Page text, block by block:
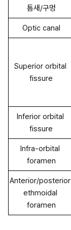
틈새/구멍
Optic canal
Superior orbital
fissure
Inferior orbital
fissure
Infra-orbital
foramen
Anterior/posterior
ethmoidal
foramen